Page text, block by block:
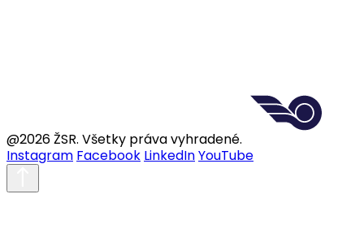
@2026 ŽSR. Všetky práva vyhradené.
Instagram Facebook LinkedInYouTube